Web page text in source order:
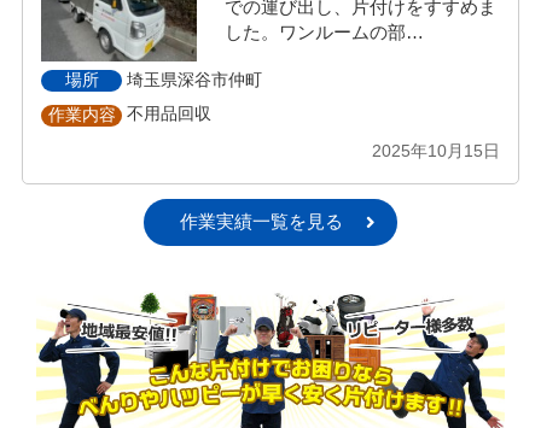
での運び出し、片付けをすすめま
した。ワンルームの部…
場所
埼玉県深谷市仲町
作業内容
不用品回収
2025年10月15日
作業実績一覧を見る